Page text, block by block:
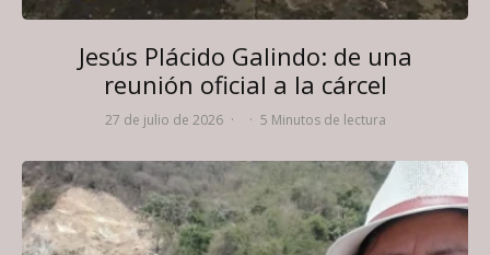
Jesús Plácido Galindo: de una
reunión oficial a la cárcel
27 de julio de 2026 · · 5 Minutos de lectura